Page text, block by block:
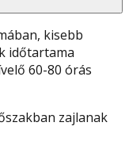
kisebb
időtartama
60-80 órás
zajlanak